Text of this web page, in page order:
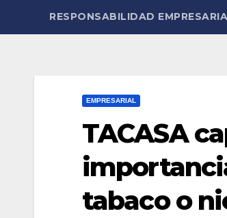
RESPONSABILIDAD
EMPRESARIAL
TACASA
tabaco o